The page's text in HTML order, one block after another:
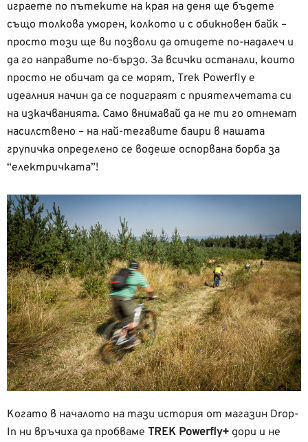
играете по пътеките на края на деня ще бъдете
също толкова уморен, колкото и с обикновен байк –
просто този ще ви позволи да отидете по-надалеч и
да го направите по-бързо. За всички останали, които
просто не обичат да се морят, Trek Powerfly е
идеалния начин да се подиграят с приятелчетата си
на изкачванията. Само внимавай да не ти го отнемат
насилствено – на най-тегавите баири в нашата
групичка определено се водеше оспорвана борба за
“електричката”!
Когато в началото на тази история от магазин Drop-
In ни връчиха да пробваме TREK Powerfly+ дори и не